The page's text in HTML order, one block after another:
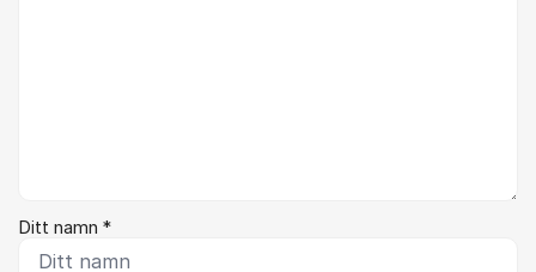
Ditt namn *